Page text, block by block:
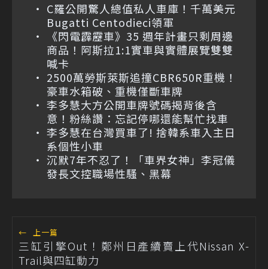
C羅公開驚人總值私人車庫！千萬美元
Bugatti Centodieci領軍
《閃電霹靂車》35 週年計畫只剩周邊
商品！阿斯拉1:1實車與實體展覽雙雙
喊卡
2500萬勞斯萊斯追撞CBR650R重機！
豪車水箱破、重機僅斷車牌
李多慧大方公開車牌號碼揭背後含
意！粉絲讚：忘記停哪還能幫忙找車
李多慧在台灣買車了! 捨韓系車入主日
系個性小車
沉默7年不忍了！「車界女神」李冠儀
發長文控職場性騷、黑幕
← 上一篇
三缸引擎Out！鄭州日產續賣上代Nissan X-
Trail與四缸動力